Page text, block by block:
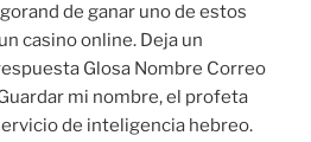
de ganar uno de estos
casino online. Deja un
Glosa Nombre Correo
mi nombre, el profeta
de inteligencia hebreo.